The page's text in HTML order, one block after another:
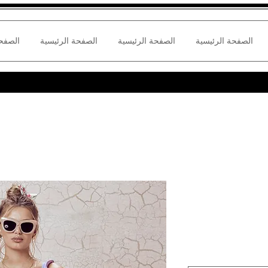
الصفحة الرئيسية الصفحة الرئيسية الصفحة الرئيسية